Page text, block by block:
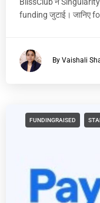
funding जुटाई। जानिए
By Vaishali
FUNDINGRAISED